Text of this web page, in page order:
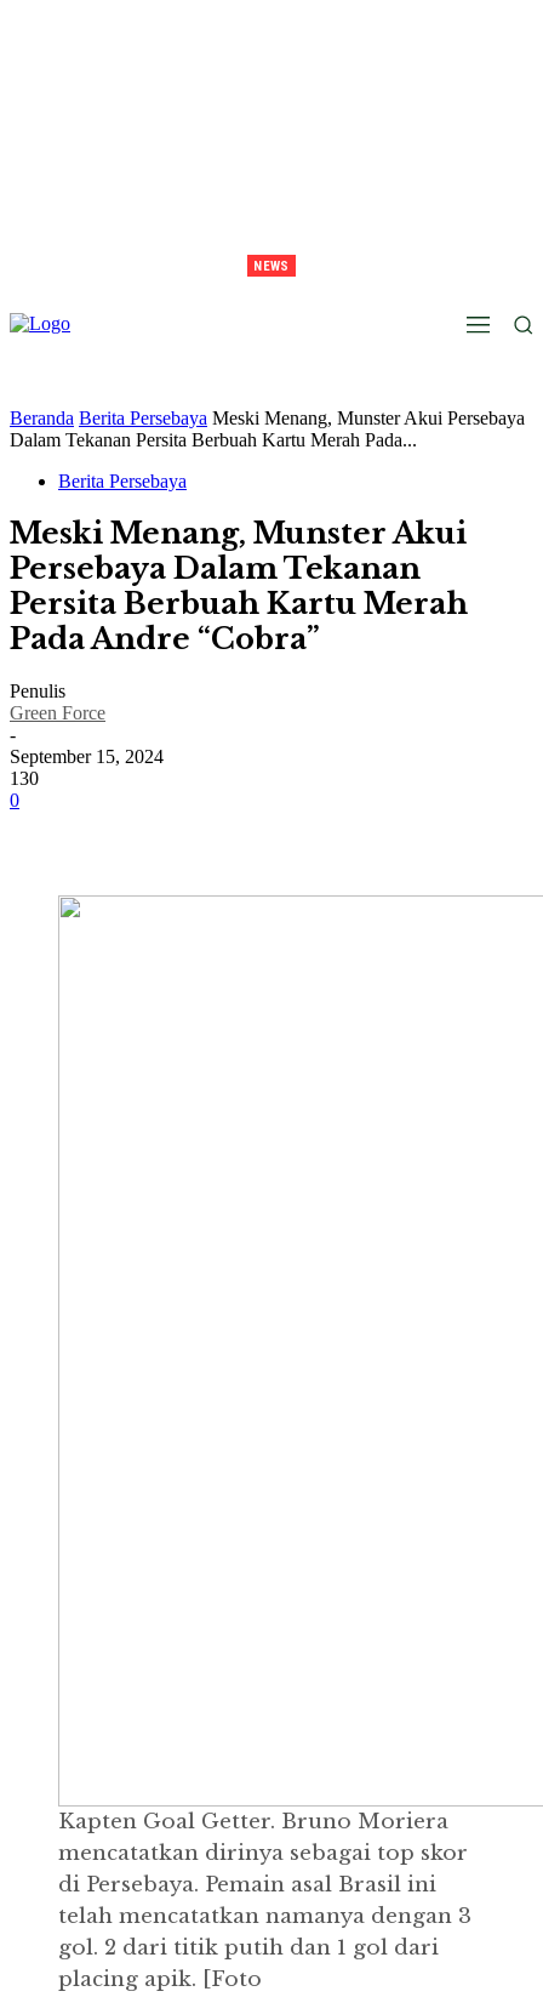
NEWS
Beranda Berita Persebaya Meski Menang, Munster Akui Persebaya
Dalam Tekanan Persita Berbuah Kartu Merah Pada...
Berita Persebaya
Meski Menang, Munster Akui
Persebaya Dalam Tekanan
Persita Berbuah Kartu Merah
Pada Andre “Cobra”
Penulis
Green Force
-
September 15, 2024
130
0
Kapten Goal Getter. Bruno Moriera
mencatatkan dirinya sebagai top skor
di Persebaya. Pemain asal Brasil ini
telah mencatatkan namanya dengan 3
gol. 2 dari titik putih dan 1 gol dari
placing apik. [Foto